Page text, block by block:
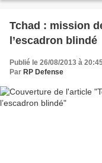
Tchad : mission
l’escadron blindé
Publié le 26/08/2013 à
Par RP Defense